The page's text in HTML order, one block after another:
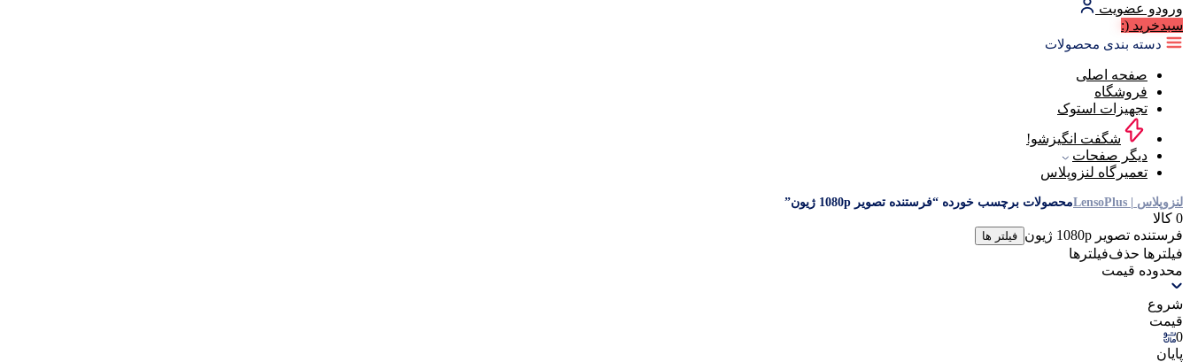
ورودو عضویت
سبد‌خرید (:
دسته بندی محصولات
صفحه اصلی
فروشگاه
تجهیزات استوک
شگفت انگیزشو!
دیگر صفحات
تعمیرگاه لنزوپلاس
لنزوپلاس | LensoPlus محصولات برچسب خورده “فرستنده تصویر 1080p ژیون”
0 کالا
فرستنده تصویر 1080p ژیون
فیلتر ها
فیلترها حذف‌فیلتر‌ها
محدوده قیمت
شروع
قیمت
0
پایان